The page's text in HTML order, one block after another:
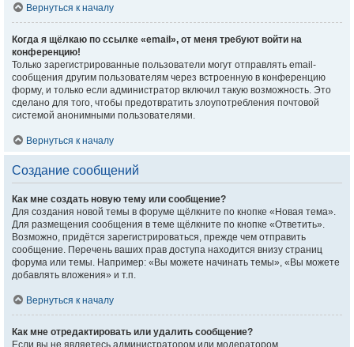
Вернуться к началу
Когда я щёлкаю по ссылке «email», от меня требуют войти на
конференцию!
Только зарегистрированные пользователи могут отправлять email-
сообщения другим пользователям через встроенную в конференцию
форму, и только если администратор включил такую возможность. Это
сделано для того, чтобы предотвратить злоупотребления почтовой
системой анонимными пользователями.
Вернуться к началу
Создание сообщений
Как мне создать новую тему или сообщение?
Для создания новой темы в форуме щёлкните по кнопке «Новая тема».
Для размещения сообщения в теме щёлкните по кнопке «Ответить».
Возможно, придётся зарегистрироваться, прежде чем отправить
сообщение. Перечень ваших прав доступа находится внизу страниц
форума или темы. Например: «Вы можете начинать темы», «Вы можете
добавлять вложения» и т.п.
Вернуться к началу
Как мне отредактировать или удалить сообщение?
Если вы не являетесь администратором или модератором